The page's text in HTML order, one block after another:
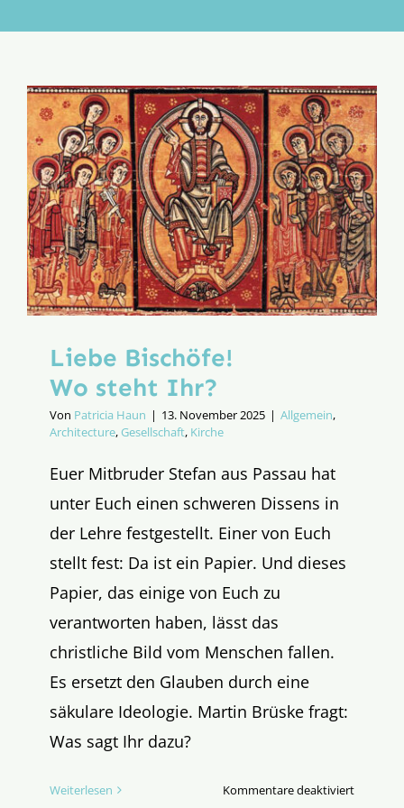
Aktion
Liebe Bischöfe!
Wo steht Ihr?
Von Patricia Haun | 13. November 2025 | Allgemein,
Architecture,Gesellschaft, Kirche
Euer Mitbruder Stefan aus Passau hat
unter Euch einen schweren Dissens in
der Lehre festgestellt. Einer von Euch
stellt fest: Da ist ein Papier. Und dieses
Papier, das einige von Euch zu
verantworten haben, lässt das
christliche Bild vom Menschen fallen.
Es ersetzt den Glauben durch eine
säkulare Ideologie. Martin Brüske fragt:
Was sagt Ihr dazu?
Weiterlesen Kommentare deaktiviertfür